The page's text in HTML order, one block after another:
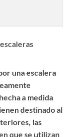
una escalera
a medida
destinado al
las
que se utilizan